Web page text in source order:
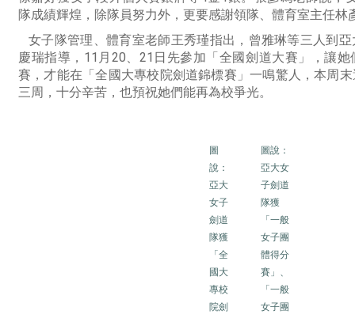
隊成績輝煌，除隊員努力外，更要感謝領隊、體育室主任林
女子隊管理、體育室老師王秀瑾指出，曾雅琳等三人到
慶瑞指導，11月20、21日先參加「全國劍道大賽」，讓
賽，才能在「全國大專校院劍道錦標賽」一鳴驚人，本周
三周，十分辛苦，也預祝她們能再為校爭光。
圖
說：
亞大
女子
劍道
隊獲
「全
國大
專校
院劍
圖說：
亞大女
子劍道
隊獲
「一般
女子團
體得分
賽」、
「一般
女子團